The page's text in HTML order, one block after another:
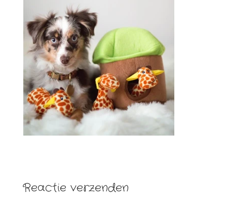
Reactie verzenden